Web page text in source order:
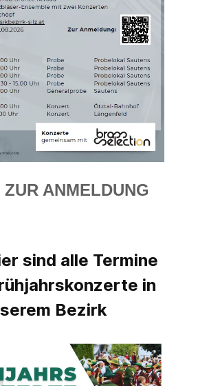
ANMELDUNG
sind alle Termine
in
Bezirk